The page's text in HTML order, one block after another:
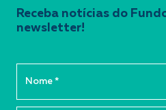
Receba notícias do
newsletter!